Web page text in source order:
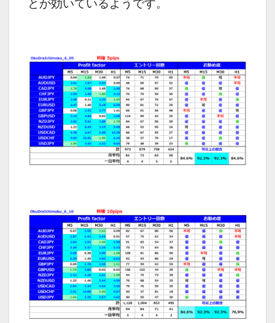
とが効いているようです。